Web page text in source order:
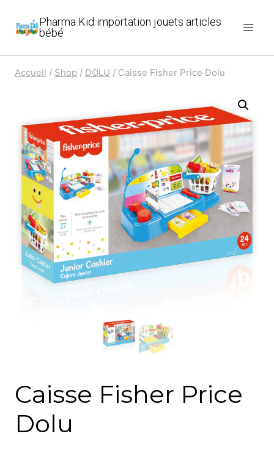
Pharma Kid importation jouets articles
bébé
Accueil / Shop / DOLU / Caisse Fisher Price Dolu
Caisse Fisher Price
Dolu